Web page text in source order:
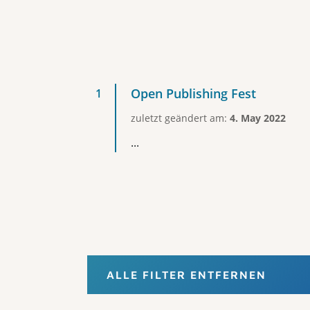
Open Publishing Fest
zuletzt geändert am: 4. May 2022
...
ALLE FILTER ENTFERNEN